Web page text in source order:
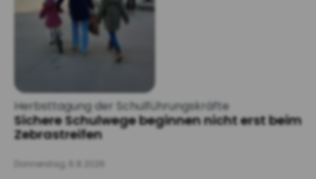
Herbsttagung der Schulführungskräfte
Sichere Schulwege beginnen nicht erst beim
Zebrastreifen
Donnerstag, 6.8.2026